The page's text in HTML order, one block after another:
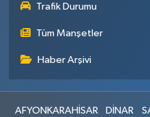
Trafik Durumu
Tüm Manşetler
Haber Arşivi
AFYONKARAHİSAR DİNAR